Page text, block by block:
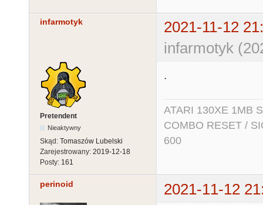
infarmotyk
2021-11-12
infarmotyk
Pretendent
Nieaktywny
Skąd: Tomaszów Lubelski
Zarejestrowany: 2019-12-18
Posty: 161
.
ATARI 130XE 1MB
COMBO RESET /
600
perinoid 2021-11-12